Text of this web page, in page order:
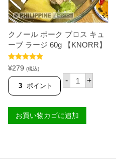
0
g
【
N
O
R
個
クノール ポーク ブロス キュ
ーブ ラージ 60g 【KNORR】
5段階中5.00
の評価
¥279 (税込)
3 ポイント
- ク
ノ
ポ
ー
ク
+
お買い物カゴに追加